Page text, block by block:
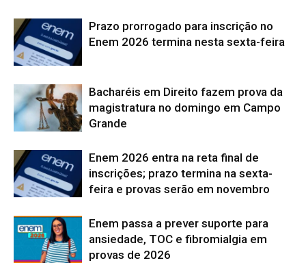
Prazo prorrogado para inscrição no
Enem 2026 termina nesta sexta-feira
Bacharéis em Direito fazem prova da
magistratura no domingo em Campo
Grande
Enem 2026 entra na reta final de
inscrições; prazo termina na sexta-
feira e provas serão em novembro
Enem passa a prever suporte para
ansiedade, TOC e fibromialgia em
provas de 2026